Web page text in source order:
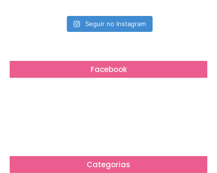
Seguir no Instagram
Facebook
Categorias